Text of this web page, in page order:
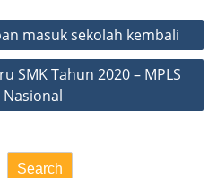
masuk sekolah kembali
SMK Tahun 2020 – MPLS
Nasional
Search